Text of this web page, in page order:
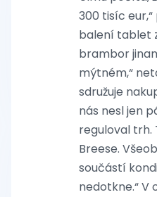
300 tisíc
balení tablet
brambor
mýtném,“
sdružuje
nás nesl jen
reguloval trh.
Breese.
součástí
nedotkne.“